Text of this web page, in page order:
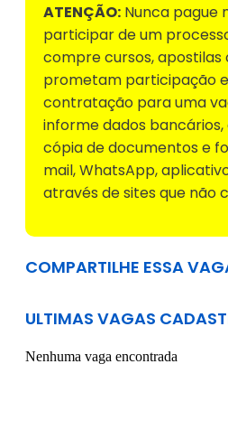
ATENÇÃO: Nunca pague
participar de um
compre cursos, apostilas
prometam participação
contratação para uma
informe dados
cópia de documentos e
mail, WhatsApp,
através de sites que não
COMPARTILHE ESSA
ULTIMAS VAGAS
Nenhuma vaga encontrada